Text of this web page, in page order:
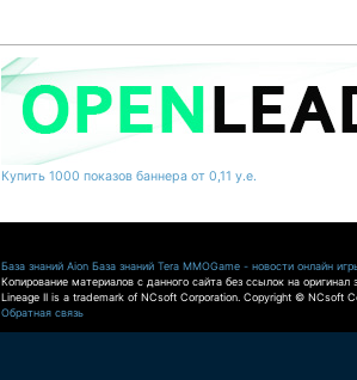
Купить 1000 показов баннера от 0,11 у.е.
База знаний Aion База знаний Tera MMOGame - новости онлайн
Копирование материалов с данного сайта без ссылок на оригинал
Lineage II is a trademark of NCsoft Corporation. Copyright © NCsoft
Обратная связь